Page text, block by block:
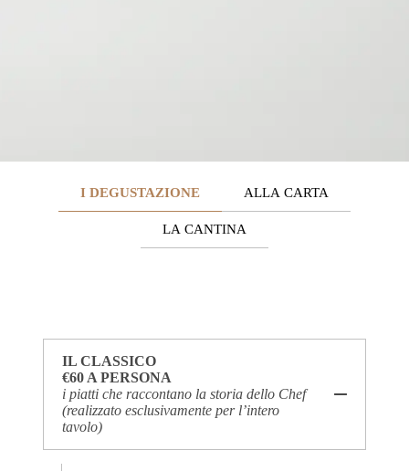
I DEGUSTAZIONE ALLA CARTA
LA CANTINA
IL CLASSICO
€60 A PERSONA
i piatti che raccontano la storia dello Chef
(realizzato esclusivamente per l’intero
tavolo)